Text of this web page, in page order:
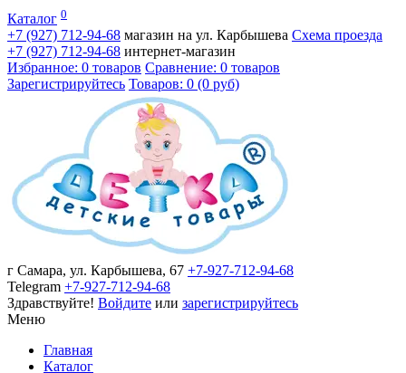
Каталог 0
+7 (927) 712-94-68 магазин на ул. Карбышева Схема проезда
+7 (927) 712-94-68 интернет-магазин
Избранное: 0 товаров Сравнение: 0 товаров
Зарегистрируйтесь Товаров: 0 (0 руб)
г Самара, ул. Карбышева, 67 +7-927-712-94-68
Telegram +7-927-712-94-68
Здравствуйте! Войдите или зарегистрируйтесь
Меню
Главная
Каталог